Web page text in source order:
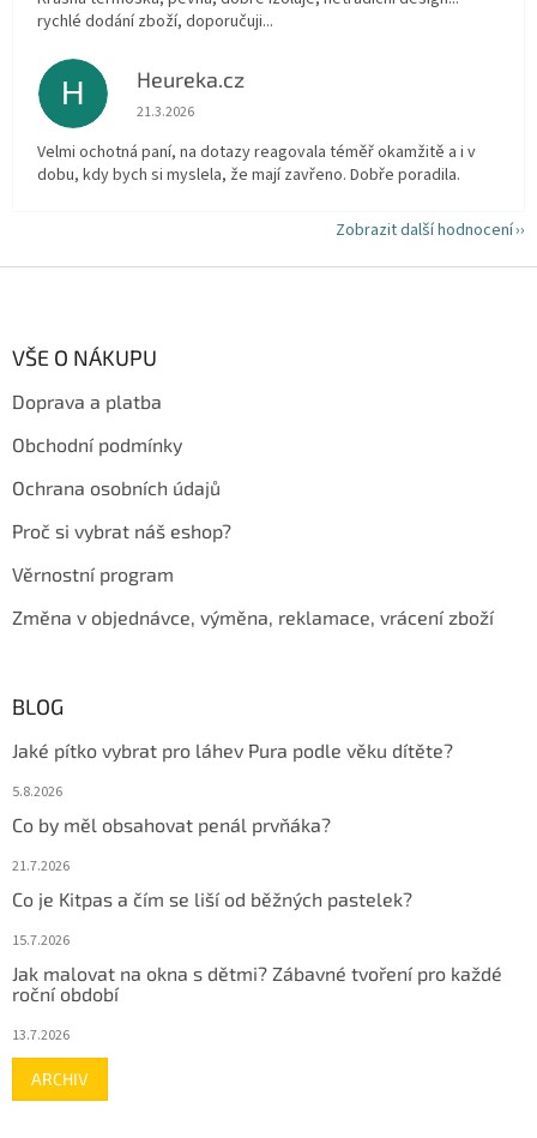
rychlé dodání zboží, doporučuji...
H Heureka.cz
Hodnocení obchodu je 5 z 5 hvězdiček.
21.3.2026
Velmi ochotná paní, na dotazy reagovala téměř okamžitě a i v
dobu, kdy bych si myslela, že mají zavřeno. Dobře poradila.
Zobrazit další hodnocení
VŠE O NÁKUPU
Doprava a platba
Obchodní podmínky
Ochrana osobních údajů
Proč si vybrat náš eshop?
Věrnostní program
Změna v objednávce, výměna, reklamace, vrácení zboží
BLOG
Jaké pítko vybrat pro láhev Pura podle věku dítěte?
5.8.2026
Co by měl obsahovat penál prvňáka?
21.7.2026
Co je Kitpas a čím se liší od běžných pastelek?
15.7.2026
Jak malovat na okna s dětmi? Zábavné tvoření pro každé
roční období
13.7.2026
ARCHIV